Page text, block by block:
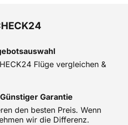
Flüge vergleichen &
Garantie
den besten Preis. Wenn
wir die Differenz.